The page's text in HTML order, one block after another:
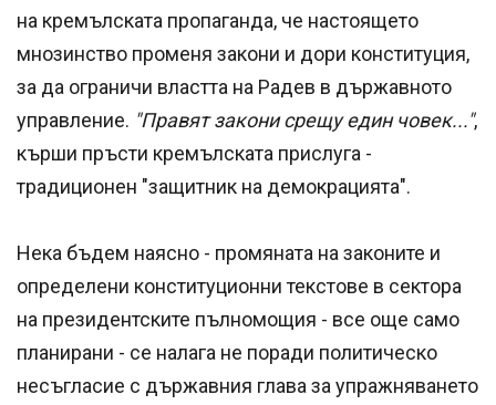
на кремълската пропаганда, че настоящето
мнозинство променя закони и дори конституция,
за да ограничи властта на Радев в държавното
управление. "Правят закони срещу един човек...",
кърши пръсти кремълската прислуга -
традиционен "защитник на демокрацията".
Нека бъдем наясно - промяната на законите и
определени конституционни текстове в сектора
на президентските пълномощия - все още само
планирани - се налага не поради политическо
несъгласие с държавния глава за упражняването